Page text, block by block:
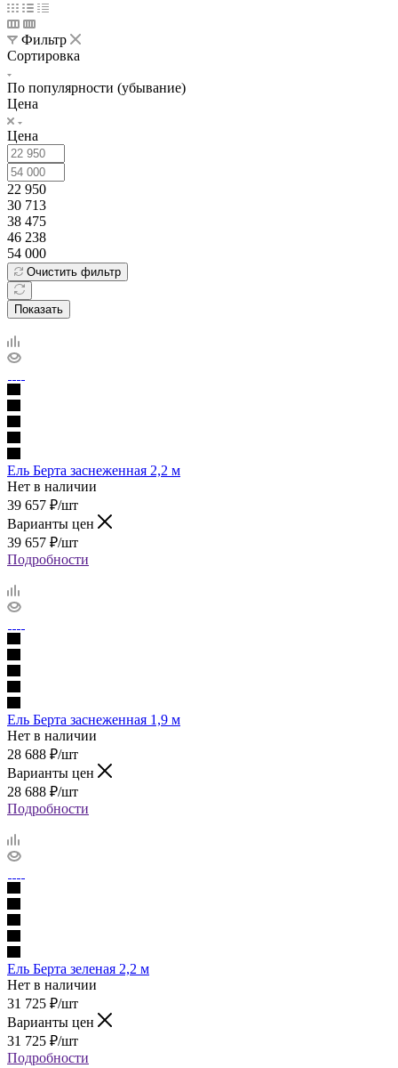
Фильтр
Сортировка
По популярности (убывание)
Цена
Цена
22 950
30 713
38 475
46 238
54 000
Очистить фильтр
Показать
Ель Берта заснеженная 2,2 м
Нет в наличии
39 657 ₽/шт
Варианты цен
39 657 ₽/шт
Подробности
Ель Берта заснеженная 1,9 м
Нет в наличии
28 688 ₽/шт
Варианты цен
28 688 ₽/шт
Подробности
Ель Берта зеленая 2,2 м
Нет в наличии
31 725 ₽/шт
Варианты цен
31 725 ₽/шт
Подробности